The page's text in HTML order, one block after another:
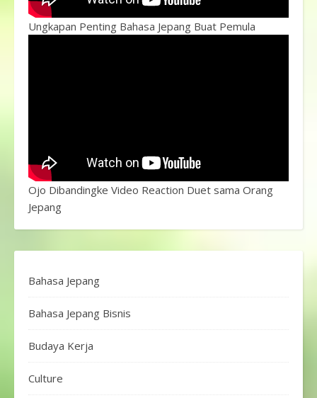
Ungkapan Penting Bahasa Jepang Buat Pemula
Ojo Dibandingke Video Reaction Duet sama Orang
Jepang
Bahasa Jepang
Bahasa Jepang Bisnis
Budaya Kerja
Culture